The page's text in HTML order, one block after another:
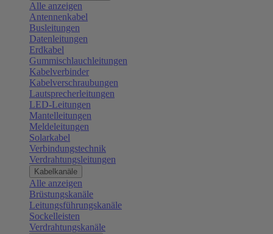
Alle anzeigen
Antennenkabel
Busleitungen
Datenleitungen
Erdkabel
Gummischlauchleitungen
Kabelverbinder
Kabelverschraubungen
Lautsprecherleitungen
LED-Leitungen
Mantelleitungen
Meldeleitungen
Solarkabel
Verbindungstechnik
Verdrahtungsleitungen
Kabelkanäle
Alle anzeigen
Brüstungskanäle
Leitungsführungskanäle
Sockelleisten
Verdrahtungskanäle